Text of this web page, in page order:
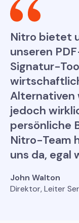
Nitro bietet
unseren
Signatur-
Alternativen
jedoch
persönliche
Nitro-Team
uns da, egal
John Walton
Direktor, Leiter